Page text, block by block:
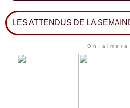
LES ATTENDUS DE LA
On aimera